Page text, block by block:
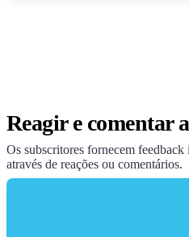
Reagir e comentar
Os subscritores fornecem feedback
através de reações ou comentários.